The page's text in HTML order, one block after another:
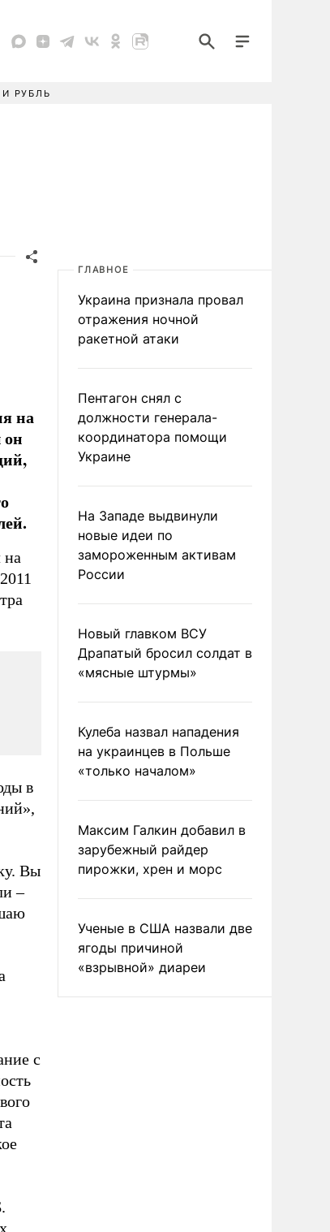
РУБЛЬ
на
он
на
в
Вы
–
с
ГЛАВНОЕ
Украина признала провал
отражения ночной
ракетной атаки
Пентагон снял с
должности генерала-
координатора помощи
Украине
На Западе выдвинули
новые идеи по
замороженным активам
России
Новый главком ВСУ
Драпатый бросил солдат в
«мясные штурмы»
Кулеба назвал нападения
на украинцев в Польше
«только началом»
Максим Галкин добавил в
зарубежный райдер
пирожки, хрен и морс
Ученые в США назвали две
ягоды причиной
«взрывной» диареи